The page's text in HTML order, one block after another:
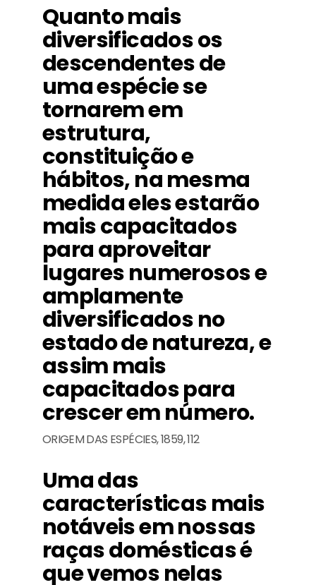
Quanto mais
diversificados os
descendentes de
uma espécie se
tornarem em
estrutura,
constituição e
hábitos, na mesma
medida eles estarão
mais capacitados
para aproveitar
lugares numerosos e
amplamente
diversificados no
estado de natureza, e
assim mais
capacitados para
crescer em número.
ORIGEM DAS ESPÉCIES, 1859, 112
Uma das
características mais
notáveis em nossas
raças domésticas é
que vemos nelas